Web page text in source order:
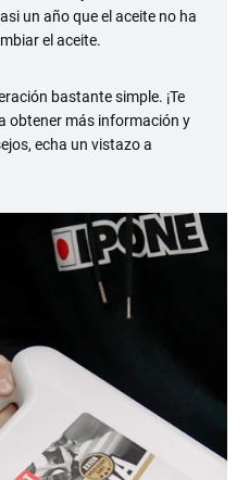
un año que el aceite no ha
el aceite.
bastante simple. ¡Te
obtener más información y
echa un vistazo a